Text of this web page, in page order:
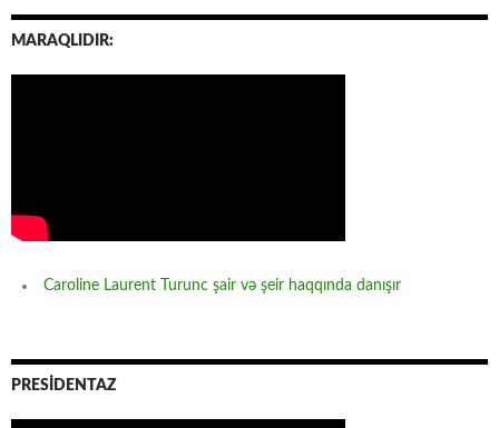
MARAQLIDIR:
Caroline Laurent Turunc şair və şeir haqqında danışır
PRESİDENTAZ